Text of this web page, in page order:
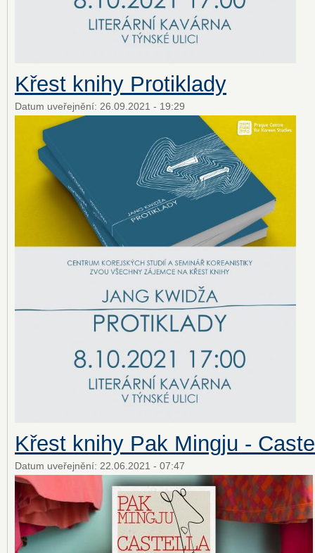
Křest knihy Protiklady
Datum uveřejnění: 26.09.2021 - 19:29
Křest knihy Pak Mingju -
Datum uveřejnění: 22.06.2021 - 07:47